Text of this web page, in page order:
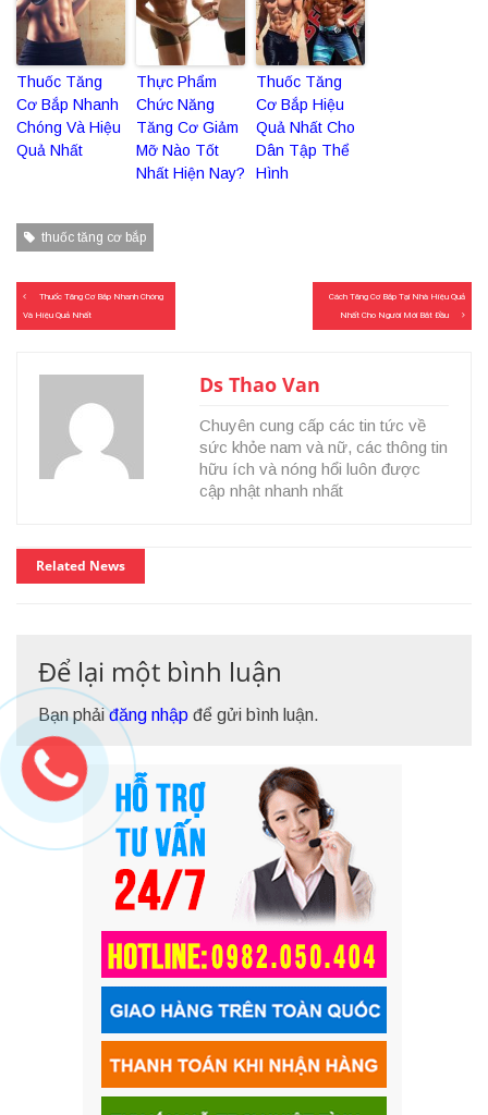
Thuốc Tăng
Cơ Bắp Nhanh
Chóng Và Hiệu
Quả Nhất
Thực Phẩm
Chức Năng
Tăng Cơ Giảm
Mỡ Nào Tốt
Nhất Hiện Nay?
Thuốc Tăng
Cơ Bắp Hiệu
Quả Nhất Cho
Dân Tập Thể
Hình
thuốc tăng cơ bắp
Điều
hướng
viết
Thuốc Tăng Cơ Bắp Nhanh Chóng
Và Hiệu Quả Nhất
Cách Tăng Cơ Bắp Tại Nhà Hiệu Quả
Nhất Cho Người Mới Bắt Đầu
Ds Thao Van
Chuyên cung cấp các tin tức về
sức khỏe nam và nữ, các thông tin
hữu ích và nóng hổi luôn được
cập nhật nhanh nhất
Related News
Để lại một bình luận
Bạn phảiđăng nhập để gửi bình luận.